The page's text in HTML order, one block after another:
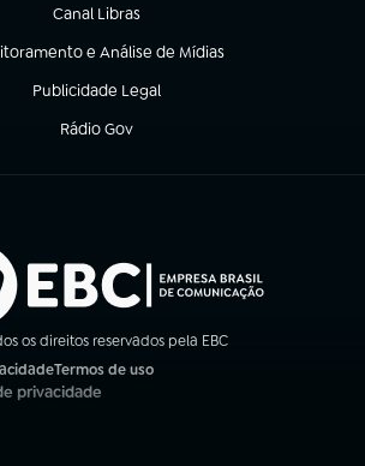
Canal Libras
(abre em nova aba)
e Análise de Mídias
em nova aba)
Publicidade Legal
(abre em nova aba)
Rádio Gov
(abre em nova aba)
os direitos reservados pela EBC
Termos de uso
(abre em nova aba)
privacidade